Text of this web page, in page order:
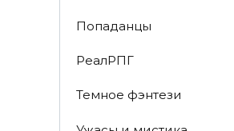
Попаданцы
РеалРПГ
Темное фэнтези